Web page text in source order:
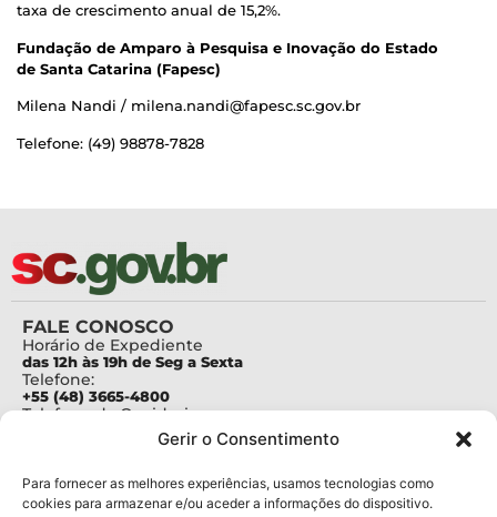
Gerir o Consentimento
Para fornecer as melhores experiências, usamos tecnologias como
cookies para armazenar e/ou aceder a informações do dispositivo.
taxa de crescimento anual de 15,2%.
Fundação de Amparo à Pesquisa e Inovação do Estado
de Santa Catarina (Fapesc)
Milena Nandi / milena.nandi@fapesc.sc.gov.br
Telefone: (49) 98878-7828
FALE CONOSCO
Horário de Expediente
das 12h às 19h de Seg a Sexta
Telefone:
+55 (48) 3665-4800
Telefone da Ouvidoria
Para assuntos relacionados à Pesquisa
pesquisa@fapesc.sc.gov.br